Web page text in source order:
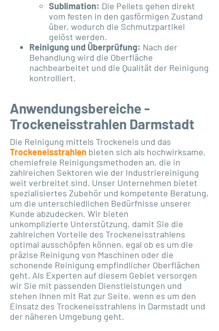
Sublimation: Die Pellets gehen direkt
vom festen in den gasförmigen Zustand
über, wodurch die Schmutzpartikel
gelöst werden.
Reinigung und Überprüfung: Nach der
Behandlung wird die Oberfläche
nachbearbeitet und die Qualität der Reinigung
kontrolliert.
Anwendungsbereiche -
Trockeneisstrahlen Darmstadt
Die Reinigung mittels Trockeneis und das
Trockeneisstrahlen bieten sich als hochwirksame,
chemiefreie Reinigungsmethoden an, die in
zahlreichen Sektoren wie der Industriereinigung
weit verbreitet sind. Unser Unternehmen bietet
spezialisiertes Zubehör und kompetente Beratung,
um die unterschiedlichen Bedürfnisse unserer
Kunde abzudecken. Wir bieten
unkomplizierte Unterstützung, damit Sie die
zahlreichen Vorteile des Trockeneisstrahlens
optimal ausschöpfen können, egal ob es um die
präzise Reinigung von Maschinen oder die
schonende Reinigung empfindlicher Oberflächen
geht. Als Experten auf diesem Gebiet versorgen
wir Sie mit passenden Dienstleistungen und
stehen Ihnen mit Rat zur Seite, wenn es um den
Einsatz des Trockeneisstrahlens in Darmstadt und
der näheren Umgebung geht.